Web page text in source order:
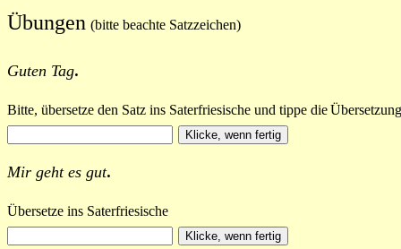
Übungen (bitte beachte Satzzeichen)
Guten Tag.
Bitte, übersetze den Satz ins Saterfriesische und tippe die
Mir geht es gut.
Übersetze ins Saterfriesische